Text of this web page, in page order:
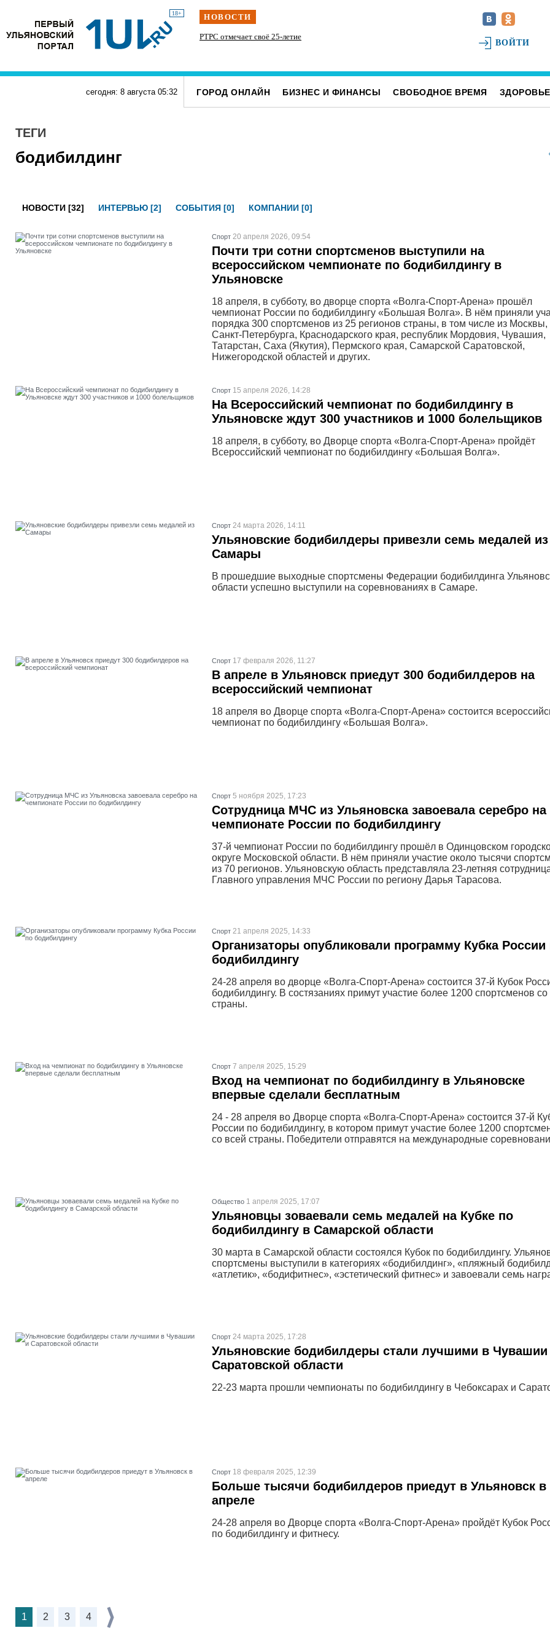
18+ НОВОСТИ
силачи Наше наследие: история первых «небоскрёбов»
Ульяновска
РТРС отмечает своё 25-летие
На ульяновском фестивале «Наше время» силачи
поднимут более 300 килограммов и выступит
ВОЙТИ
сегодня: 8 августа 05:32 ГОРОД ОНЛАЙН БИЗНЕС И ФИНАНСЫ СВОБОДНОЕ ВРЕМЯ ЗДОРОВЬЕ
ТЕГИ
бодибилдинг
НОВОСТИ [32] ИНТЕРВЬЮ [2] СОБЫТИЯ [0] КОМПАНИИ [0]
Спорт 20 апреля 2026, 09:54
Почти три сотни спортсменов выступили на
всероссийском чемпионате по бодибилдингу в
Ульяновске
18 апреля, в субботу, во дворце спорта «Волга-Спорт-Арена» прошёл
чемпионат России по бодибилдингу «Большая Волга». В нём приняли
порядка 300 спортсменов из 25 регионов страны, в том числе из Москвы,
Санкт-Петербурга, Краснодарского края, республик Мордовия, Чувашия,
Татарстан, Саха (Якутия), Пермского края, Самарской Саратовской,
Нижегородской областей и других.
Спорт 15 апреля 2026, 14:28
На Всероссийский чемпионат по бодибилдингу в
Ульяновске ждут 300 участников и 1000 болельщиков
18 апреля, в субботу, во Дворце спорта «Волга-Спорт-Арена» пройдёт
Всероссийский чемпионат по бодибилдингу «Большая Волга».
Спорт 24 марта 2026, 14:11
Ульяновские бодибилдеры привезли семь медалей из
Самары
В прошедшие выходные спортсмены Федерации бодибилдинга
области успешно выступили на соревнованиях в Самаре.
Спорт 17 февраля 2026, 11:27
В апреле в Ульяновск приедут 300 бодибилдеров на
всероссийский чемпионат
18 апреля во Дворце спорта «Волга-Спорт-Арена» состоится
чемпионат по бодибилдингу «Большая Волга».
Спорт 5 ноября 2025, 17:23
Сотрудница МЧС из Ульяновска завоевала серебро на
чемпионате России по бодибилдингу
37-й чемпионат России по бодибилдингу прошёл в Одинцовском
округе Московской области. В нём приняли участие около тысячи
из 70 регионов. Ульяновскую область представляла 23-летняя
Главного управления МЧС России по региону Дарья Тарасова.
Спорт 21 апреля 2025, 14:33
Организаторы опубликовали программу Кубка России
бодибилдингу
24-28 апреля во дворце «Волга-Спорт-Арена» состоится 37-й Кубок
бодибилдингу. В состязаниях примут участие более 1200 спортсменов со
страны.
Спорт 7 апреля 2025, 15:29
Вход на чемпионат по бодибилдингу в Ульяновске
впервые сделали бесплатным
24 - 28 апреля во Дворце спорта «Волга-Спорт-Арена» состоится 37-й
России по бодибилдингу, в котором примут участие более 1200
со всей страны. Победители отправятся на международные
Общество 1 апреля 2025, 17:07
Ульяновцы зоваевали семь медалей на Кубке по
бодибилдингу в Самарской области
30 марта в Самарской области состоялся Кубок по бодибилдингу.
спортсмены выступили в категориях «бодибилдинг», «пляжный
«атлетик», «бодифитнес», «эстетический фитнес» и завоевали семь
Спорт 24 марта 2025, 17:28
Ульяновские бодибилдеры стали лучшими в Чувашии
Саратовской области
22-23 марта прошли чемпионаты по бодибилдингу в Чебоксарах и
Спорт 18 февраля 2025, 12:39
Больше тысячи бодибилдеров приедут в Ульяновск в
апреле
24-28 апреля во Дворце спорта «Волга-Спорт-Арена» пройдёт Кубок
по бодибилдингу и фитнесу.
1 2 3 4